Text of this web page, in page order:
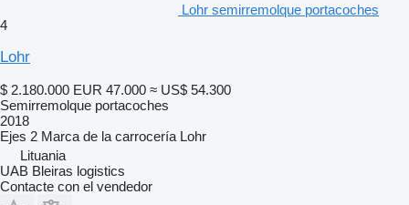
Lohr semirremolque portacoches
4
Lohr
$ 2.180.000 EUR 47.000 ≈ US$ 54.300
Semirremolque portacoches
2018
Ejes 2 Marca de la carrocería Lohr
Lituania
UAB Bleiras logistics
Contacte con el vendedor